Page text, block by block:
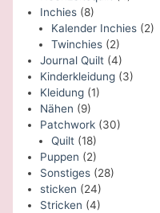
Inchies(8)
Kalender Inchies(2)
Twinchies(2)
Journal Quilt(4)
Kinderkleidung(3)
Kleidung(1)
Nähen (9)
Patchwork(30)
Quilt(18)
Puppen (2)
Sonstiges(28)
sticken (24)
Stricken (4)